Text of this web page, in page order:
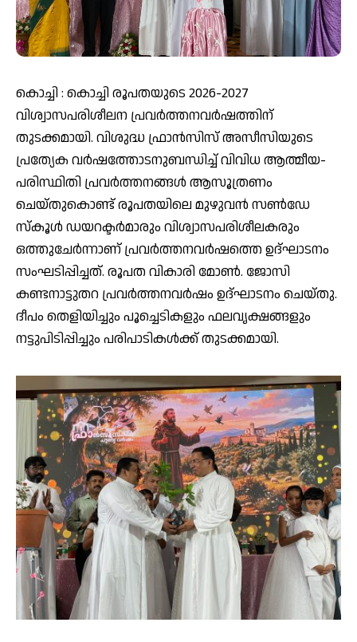
കൊച്ചി : കൊച്ചി രൂപതയുടെ 2026-2027
വിശ്വാസപരിശീലന പ്രവർത്തനവർഷത്തിന്
തുടക്കമായി. വിശുദ്ധ ഫ്രാൻസിസ് അസീസിയുടെ
പ്രത്യേക വർഷത്തോടനുബന്ധിച്ച് വിവിധ ആത്മീയ-
പരിസ്ഥിതി പ്രവർത്തനങ്ങൾ ആസൂത്രണം
ചെയ്തുകൊണ്ട് രൂപതയിലെ മുഴുവൻ സൺഡേ
സ്കൂൾ ഡയറക്ടർമാരും വിശ്വാസപരിശീലകരും
ഒത്തുചേർന്നാണ് പ്രവർത്തനവർഷത്തെ ഉദ്ഘാടനം
സംഘടിപ്പിച്ചത്. രൂപത വികാരി മോൺ. ജോസി
കണ്ടനാട്ടുതറ പ്രവർത്തനവർഷം ഉദ്ഘാടനം ചെയ്തു.
ദീപം തെളിയിച്ചും പൂച്ചെടികളും ഫലവൃക്ഷങ്ങളും
നട്ടുപിടിപ്പിച്ചും പരിപാടികൾക്ക് തുടക്കമായി.